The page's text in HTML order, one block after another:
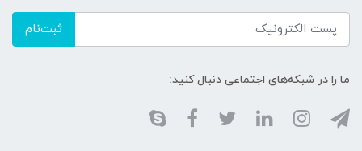
ثبت‌نام
ما را در شبکه‌های اجتماعی دنبال کنید: